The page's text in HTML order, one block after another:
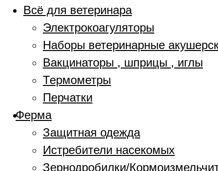
Всё для ветеринара
Электрокоагуляторы
Наборы ветеринарные
Вакцинаторы , шприцы , иглы
Термометры
Перчатки
Ферма
Защитная одежда
Истребители насекомых
Зернодробилки/